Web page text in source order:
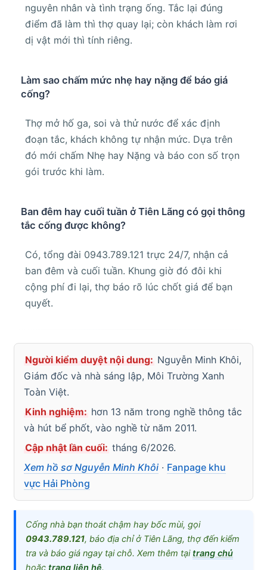
nguyên nhân và tình trạng ống. Tắc lại đúng
điểm đã làm thì thợ quay lại; còn khách làm rơi
dị vật mới thì tính riêng.
Làm sao chấm mức nhẹ hay nặng để báo giá
cống?
Thợ mở hố ga, soi và thử nước để xác định
đoạn tắc, khách không tự nhận mức. Dựa trên
đó mới chấm Nhẹ hay Nặng và báo con số trọn
gói trước khi làm.
Ban đêm hay cuối tuần ở Tiên Lãng có gọi thông
tắc cống được không?
Có, tổng đài 0943.789.121 trực 24/7, nhận cả
ban đêm và cuối tuần. Khung giờ đó đôi khi
cộng phí đi lại, thợ báo rõ lúc chốt giá để bạn
quyết.
Người kiểm duyệt nội dung: Nguyễn Minh Khôi,
Giám đốc và nhà sáng lập, Môi Trường Xanh
Toàn Việt.
Kinh nghiệm: hơn 13 năm trong nghề thông tắc
và hút bể phốt, vào nghề từ năm 2011.
Cập nhật lần cuối: tháng 6/2026.
Xem hồ sơ Nguyễn Minh Khôi · Fanpage khu
vực Hải Phòng
Cống nhà bạn thoát chậm hay bốc mùi, gọi
0943.789.121, báo địa chỉ ở Tiên Lãng, thợ đến kiểm
tra và báo giá ngay tại chỗ. Xem thêm tại trang chủ
hoặc trang liên hệ.